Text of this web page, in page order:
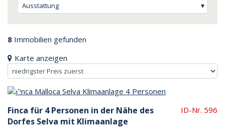
Ausstattung
8 Immobilien gefunden
Karte anzeigen
Finca für 4 Personen in der Nähe des
Dorfes Selva mit Klimaanlage
ID-Nr. 596